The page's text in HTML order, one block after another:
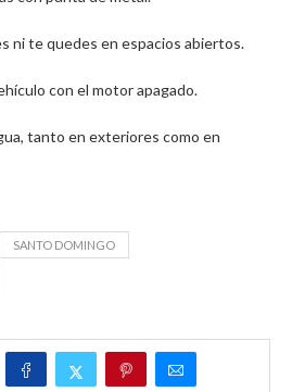
ni te quedes en espacios abiertos.
con el motor apagado.
tanto en exteriores como en
SANTO DOMINGO